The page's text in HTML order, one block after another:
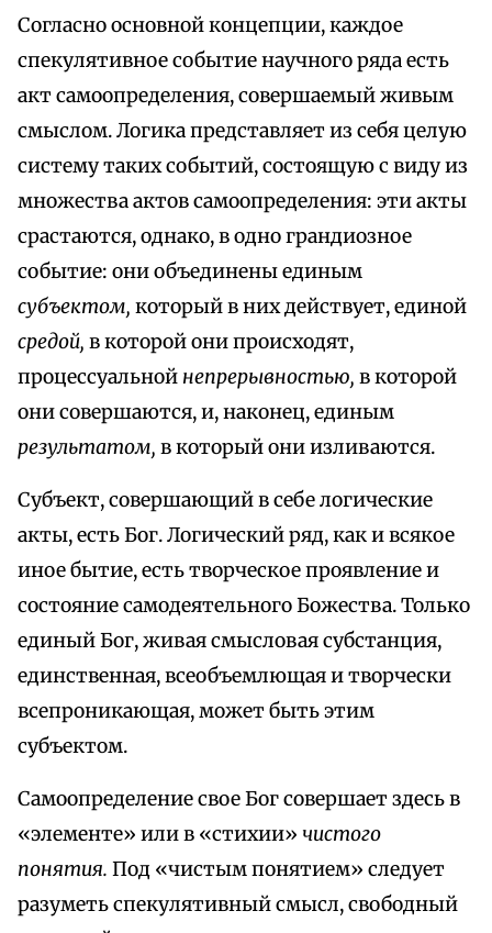
Согласно основной концепции, каждое
спекулятивное событие научного ряда есть
акт самоопределения, совершаемый живым
смыслом. Логика представляет из себя целую
систему таких событий, состоящую с виду из
множества актов самоопределения: эти акты
срастаются, однако, в одно грандиозное
событие: они объединены единым
субъектом, который в них действует, единой
средой, в которой они происходят,
процессуальной непрерывностью, в которой
они совершаются, и, наконец, единым
результатом, в который они изливаются.
Субъект, совершающий в себе логические
акты, есть Бог. Логический ряд, как и всякое
иное бытие, есть творческое проявление и
состояние самодеятельного Божества. Только
единый Бог, живая смысловая субстанция,
единственная, всеобъемлющая и творчески
всепроникающая, может быть этим
субъектом.
Самоопределение свое Бог совершает здесь в
«элементе» или в «стихии» чистого
понятия. Под «чистым понятием» следует
разуметь спекулятивный смысл, свободный